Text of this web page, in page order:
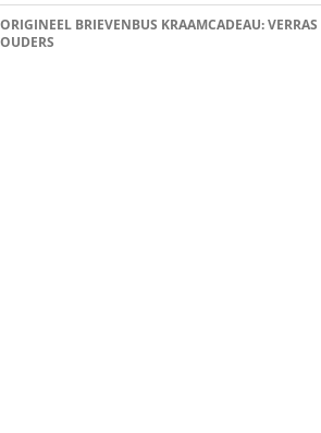
ORIGINEEL BRIEVENBUS KRAAMCADEAU: VERRAS
OUDERS